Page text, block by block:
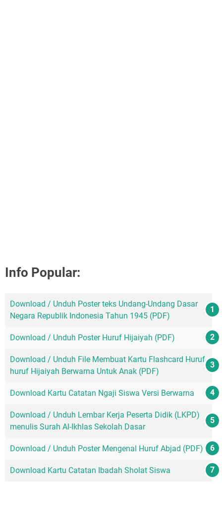
Info Popular:
Download / Unduh Poster teks Undang-Undang Dasar
Negara Republik Indonesia Tahun 1945 (PDF)
Download / Unduh Poster Huruf Hijaiyah (PDF)
Download / Unduh File Membuat Kartu Flashcard Huruf-
huruf Hijaiyah Berwarna Untuk Anak (PDF)
Download Kartu Catatan Ngaji Siswa Versi Berwarna
Download / Unduh Lembar Kerja Peserta Didik (LKPD)
menulis Surah Al-Ikhlas Sekolah Dasar
Download / Unduh Poster Mengenal Huruf Abjad (PDF)
Download Kartu Catatan Ibadah Sholat Siswa